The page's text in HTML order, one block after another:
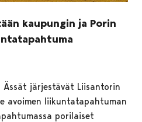
kaupungin ja Porin
Ässät järjestävät Liisantorin
avoimen liikuntatapahtuman
porilaiset